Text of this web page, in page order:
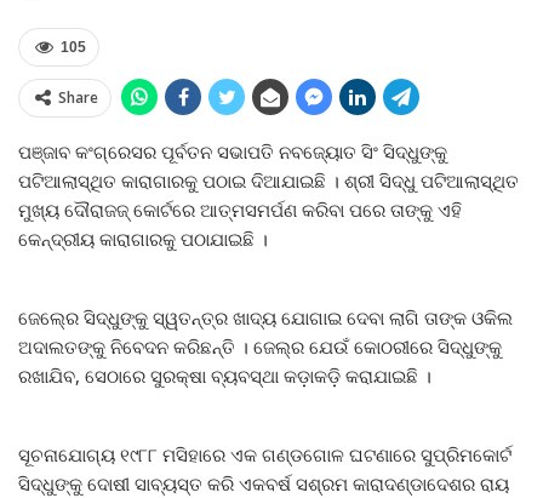
105
Share
ପଞ୍ଜାବ କଂଗ୍ରେସର ପୂର୍ବତନ ସଭାପତି ନବଜ୍ୟୋତ ସିଂ ସିଦ୍ଧୁଙ୍କୁ
ପଟିଆଲାସ୍ଥିତ କାରାଗାରକୁ ପଠାଇ ଦିଆଯାଇଛି । ଶ୍ରୀ ସିଦ୍ଧୁ ପଟିଆଲାସ୍ଥିତ
ମୁଖ୍ୟ ଦୌରାଜଜ୍‍ କୋର୍ଟରେ ଆତ୍ମସମର୍ପଣ କରିବା ପରେ ତାଙ୍କୁ ଏହି
କେନ୍ଦ୍ରୀୟ କାରାଗାରକୁ ପଠାଯାଇଛି ।
ଜେଲ୍‍ରେ ସିଦ୍ଧୁଙ୍କୁ ସ୍ୱତନ୍ତ୍ର ଖାଦ୍ୟ ଯୋଗାଇ ଦେବା ଲାଗି ତାଙ୍କ ଓକିଲ
ଅଦାଲତଙ୍କୁ ନିବେଦନ କରିଛନ୍ତି । ଜେଲ୍‍ର ଯେଉଁ କୋଠରୀରେ ସିଦ୍ଧୁଙ୍କୁ
ରଖାଯିବ, ସେଠାରେ ସୁରକ୍ଷା ବ୍ୟବସ୍ଥା କଡ଼ାକଡ଼ି କରାଯାଇଛି ।
ସୂଚନାଯୋଗ୍ୟ ୧୯୮୮ ମସିହାରେ ଏକ ଗଣ୍ଡଗୋଳ ଘଟଣାରେ ସୁପ୍ରିମକୋର୍ଟ
ସିଦ୍ଧୁଙ୍କୁ ଦୋଷୀ ସାବ୍ୟସ୍ତ କରି ଏକବର୍ଷ ସଶ୍ରମ କାରାଦଣ୍ଡାଦେଶର ରାୟ